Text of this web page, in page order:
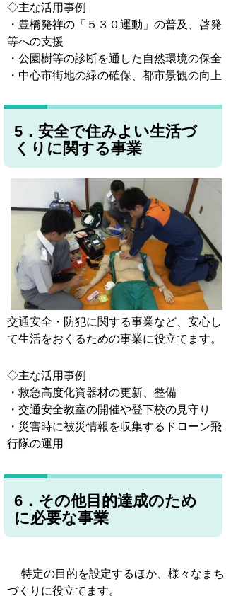
◇主な活用事例
・豊橋発祥の「５３０運動」の普及、啓発
等への支援
・公園樹等の診断を通した自然環境の保全
・中心市街地の緑の確保、都市景観の向上
5．安全で住みよい生活づ
くりに関する事業
交通安全・防犯に関する事業など、安心し
て生活をおくるための事業に役立てます。
◇主な活用事例
・救急高度化資器材の更新、整備
・交通安全教室の開催や登下校の見守り
・災害時に被災情報を収集するドローン飛
行隊の運用
6．その他目的達成のため
に必要な事業
特定の目的を設定するほか、様々なまち
づくりに役立てます。